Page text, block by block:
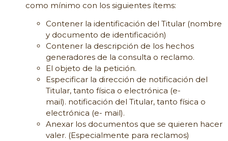
como mínimo con los siguientes ítems:
Contener la identificación del Titular (nombre
y documento de identificación)
Contener la descripción de los hechos
generadores de la consulta o reclamo.
El objeto de la petición.
Especificar la dirección de notificación del
Titular, tanto física o electrónica (e-
mail). notificación del Titular, tanto física o
electrónica (e- mail).
Anexar los documentos que se quieren hacer
valer. (Especialmente para reclamos)